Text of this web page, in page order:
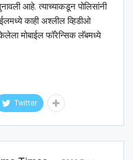
आहे. त्याच्याकडून पोलिसांनी
काही अश्‍लील व्हिडीओ
मोबाईल फॉरेन्सिक लॅबमध्ये
Twitter